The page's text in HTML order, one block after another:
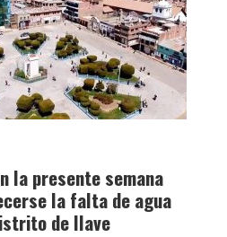
la presente semana
la falta de agua
de Ilave